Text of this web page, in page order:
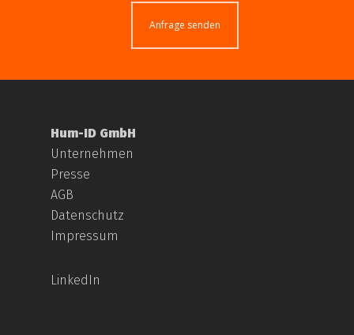
Anfrage senden
Hum-ID GmbH
Unternehmen
Presse
AGB
Datenschutz
Impressum
LinkedIn